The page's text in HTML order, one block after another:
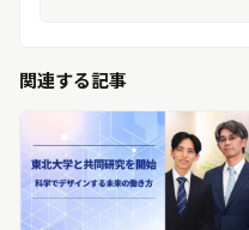
関連する記事